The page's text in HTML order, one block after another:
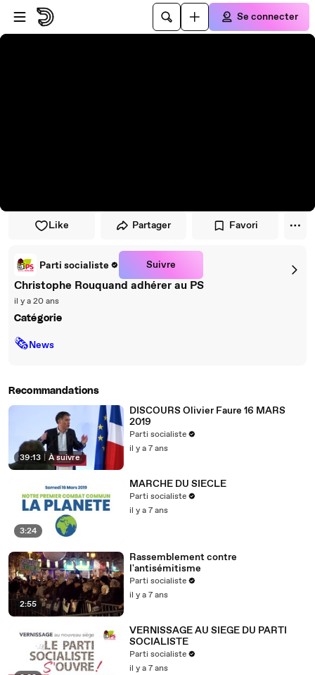
Passer au player
Passer au contenu principal
Se connecter
Like Partager Favori
Parti socialiste Suivre
Christophe Rouquand adhérer au PS
il y a 20 ans
Catégorie
🗞News
Recommandations
39:13 À suivre
DISCOURS Olivier Faure 16 MARS
2019
Parti socialiste
il y a 7 ans
3:24
MARCHE DU SIECLE
Parti socialiste
il y a 7 ans
2:55
Rassemblement contre
l'antisémitisme
Parti socialiste
il y a 7 ans
VERNISSAGE AU SIEGE DU PARTI
SOCIALISTE
Parti socialiste
il y a 7 ans